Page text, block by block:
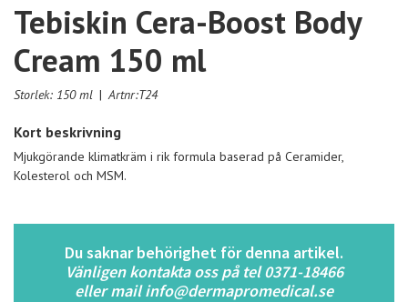
Tebiskin Cera-Boost Body
Cream 150 ml
Storlek: 150 ml | Artnr:T24
Kort beskrivning
Mjukgörande klimatkräm i rik formula baserad på Ceramider,
Kolesterol och MSM.
Du saknar behörighet för denna artikel.
Vänligen kontakta oss på tel 0371-18466
eller mail info@dermapromedical.se